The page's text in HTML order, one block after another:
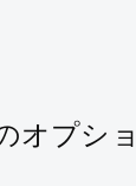
オプシ